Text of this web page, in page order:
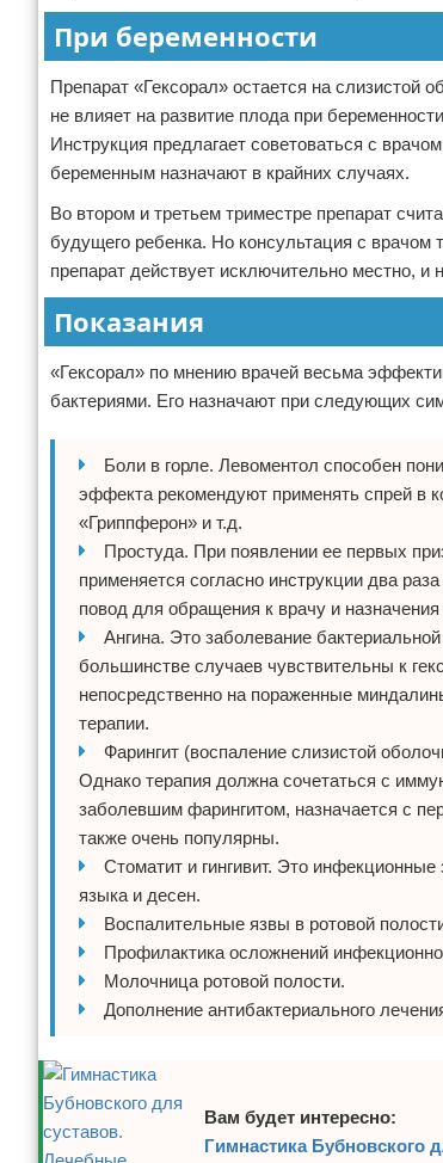
При беременности
Препарат «Гексорал» остается на слизистой
не влияет на развитие плода при
Инструкция предлагает советоваться с
беременным назначают в крайних случаях.
Во втором и третьем триместре препарат
будущего ребенка. Но консультация с врачом
препарат действует исключительно местно, и
Показания
«Гексорал» по мнению врачей весьма
бактериями. Его назначают при следующих
Боли в горле. Левоментол способен
эффекта рекомендуют применять спрей в
«Гриппферон» и т.д.
Простуда. При появлении ее первых
применяется согласно инструкции два
повод для обращения к врачу и
Ангина. Это заболевание
большинстве случаев чувствительны к
непосредственно на пораженные
терапии.
Фарингит (воспаление слизистой
Однако терапия должна сочетаться с
заболевшим фарингитом, назначается с
также очень популярны.
Стоматит и гингивит. Это
языка и десен.
Воспалительные язвы в ротовой
Профилактика осложнений
Молочница ротовой полости.
Дополнение антибактериального
Вам будет интересно:
Гимнастика Бубновского